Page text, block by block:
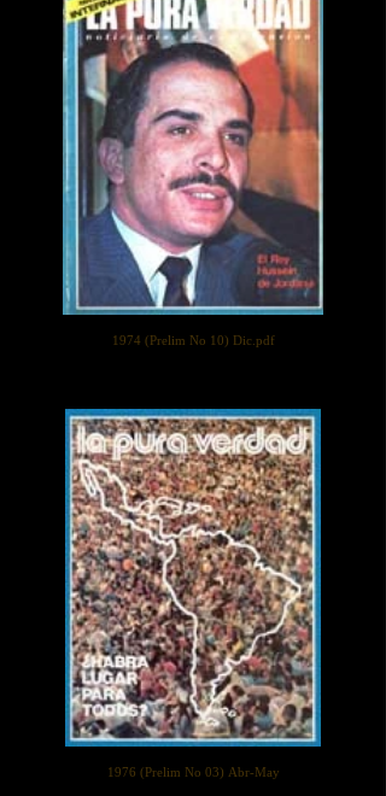
1974 (Prelim No 10) Dic.pdf
1976 (Prelim No 03) Abr-May